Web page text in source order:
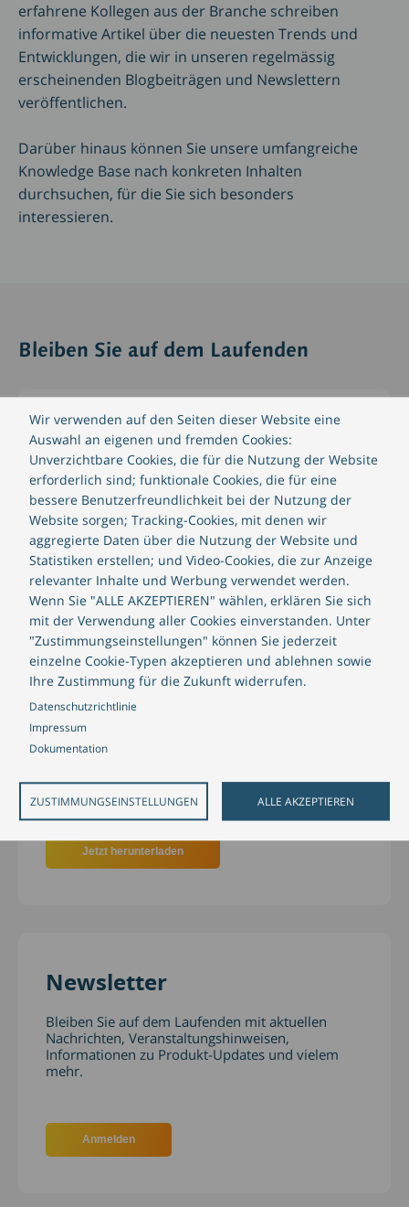
Wir verwenden auf den Seiten dieser Website eine
Auswahl an eigenen und fremden Cookies:
Unverzichtbare Cookies, die für die Nutzung der Website
erforderlich sind; funktionale Cookies, die für eine
bessere Benutzerfreundlichkeit bei der Nutzung der
Website sorgen; Tracking-Cookies, mit denen wir
aggregierte Daten über die Nutzung der Website und
Statistiken erstellen; und Video-Cookies, die zur Anzeige
relevanter Inhalte und Werbung verwendet werden.
Wenn Sie "ALLE AKZEPTIEREN" wählen, erklären Sie sich
mit der Verwendung aller Cookies einverstanden. Unter
"Zustimmungseinstellungen" können Sie jederzeit
einzelne Cookie-Typen akzeptieren und ablehnen sowie
Ihre Zustimmung für die Zukunft widerrufen.
Datenschutzrichtlinie
Impressum
Dokumentation
ZUSTIMMUNGSEINSTELLUNGEN ALLE AKZEPTIEREN
erfahrene Kollegen aus der Branche schreiben
informative Artikel über die neuesten Trends und
Entwicklungen, die wir in unseren regelmässig
erscheinenden Blogbeiträgen und Newslettern
veröffentlichen.
Darüber hinaus können Sie unsere umfangreiche
Knowledge Base nach konkreten Inhalten
durchsuchen, für die Sie sich besonders
interessieren.
Bleiben Sie auf dem Laufenden
Blog
In unseren Blogbeiträgen finden Sie
Expertenmeinungen, Kommentare und Ratschläge
rund um die FinTech und mit ihr in Verbindung
stehenden Themenbereichen.
Weiterlesen
CREALOGIX Insights
Unser regelmässiges Insights-Magazin gibt einen
Entwicklungen und Gesprächsthemen des
Bankings und des Wealth Managements.
Jetzt herunterladen
Newsletter
Bleiben Sie auf dem Laufenden mit aktuellen
Nachrichten, Veranstaltungshinweisen,
Informationen zu Produkt-Updates und vielem
mehr.
Anmelden